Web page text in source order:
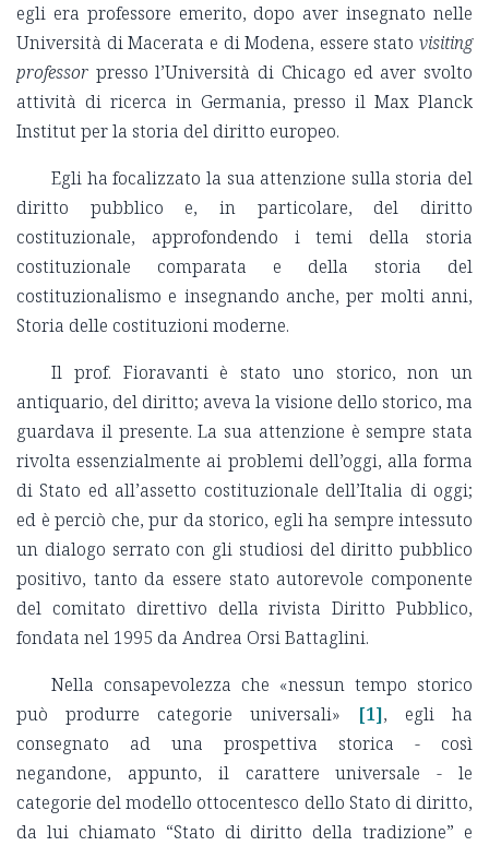
egli era professore emerito, dopo aver insegnato nelle
Università di Macerata e di Modena, essere stato visiting
professor presso l’Università di Chicago ed aver svolto
attività di ricerca in Germania, presso il Max Planck
Institut per la storia del diritto europeo.
Egli ha focalizzato la sua attenzione sulla storia del
diritto pubblico e, in particolare, del diritto
costituzionale, approfondendo i temi della storia
costituzionale comparata e della storia del
costituzionalismo e insegnando anche, per molti anni,
Storia delle costituzioni moderne.
Il prof. Fioravanti è stato uno storico, non un
antiquario, del diritto; aveva la visione dello storico, ma
guardava il presente. La sua attenzione è sempre stata
rivolta essenzialmente ai problemi dell’oggi, alla forma
di Stato ed all’assetto costituzionale dell’Italia di oggi;
ed è perciò che, pur da storico, egli ha sempre intessuto
un dialogo serrato con gli studiosi del diritto pubblico
positivo, tanto da essere stato autorevole componente
del comitato direttivo della rivista Diritto Pubblico,
fondata nel 1995 da Andrea Orsi Battaglini.
Nella consapevolezza che «nessun tempo storico
può produrre categorie universali»
[1], egli ha
consegnato ad una prospettiva storica - così
negandone, appunto, il carattere universale - le
categorie del modello ottocentesco dello Stato di diritto,
da lui chiamato “Stato di diritto della tradizione” e